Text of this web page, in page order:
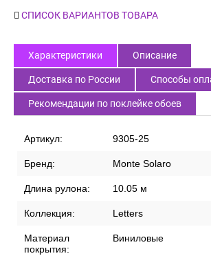
СПИСОК ВАРИАНТОВ ТОВАРА
Характеристики Описание
Доставка по России Способы
Рекомендации по поклейке обоев
Артикул: 9305-25
Бренд: Monte Solaro
Длина рулона: 10.05 м
Коллекция: Letters
Материал
покрытия:
Виниловые